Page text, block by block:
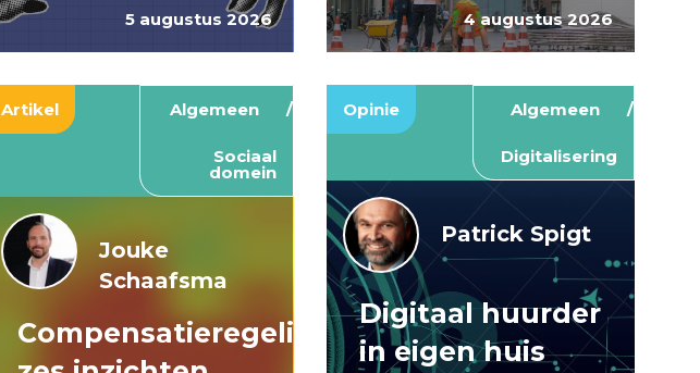
5 augustus 2026 4 augustus 2026
Artikel Algemeen
Sociaal
domein
Jouke
Schaafsma
Compensatieregelingen:
Opinie Algemeen
Digitalisering
Patrick Spigt
Digitaal huurder
in eigen huis